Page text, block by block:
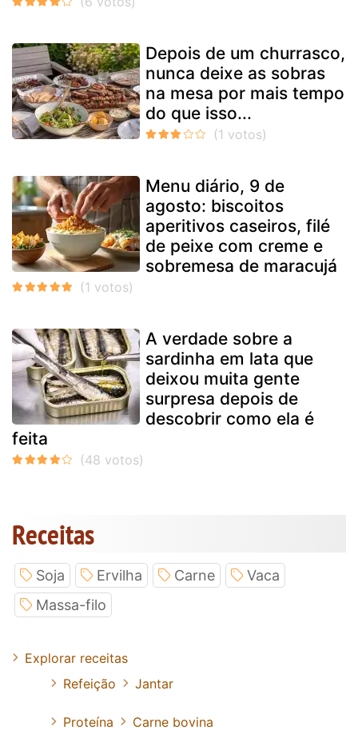
Depois de um churrasco,
nunca deixe as sobras
na mesa por mais tempo
do que isso...
Menu diário, 9 de
agosto: biscoitos
aperitivos caseiros, filé
de peixe com creme e
sobremesa de maracujá
A verdade sobre a
sardinha em lata que
deixou muita gente
surpresa depois de
descobrir como ela é
feita
Receitas
Soja Ervilha Carne
Vaca
Massa-filo
Explorar receitas
Refeição
Jantar
Proteína Carne bovina